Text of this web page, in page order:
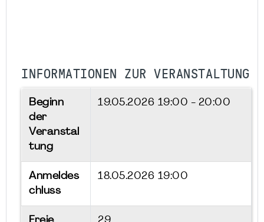
INFORMATIONEN ZUR VERANSTALTUNG
Beginn
der
Veranstal
tung
19.05.2026 19:00 - 20:00
Anmeldes
chluss
18.05.2026 19:00